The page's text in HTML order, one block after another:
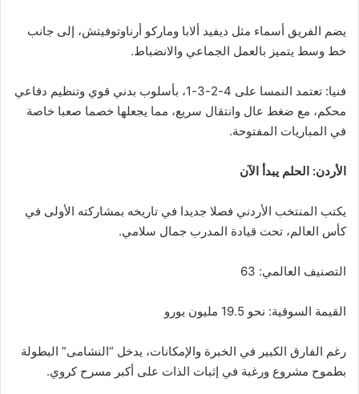
يضم الفريق أسماء مثل ديفيد ألابا وماركو أرناوتوفيتش، إلى جانب
خط وسط يتميز بالعمل الجماعي والانضباط.
فنيا: تعتمد النمسا على 4-2-3-1، بأسلوب بدني قوي وتنظيم دفاعي
محكم، مع ضغط عال وانتقال سريع، مما يجعلها خصما صعبا خاصة
في المباريات المفتوحة.
الأردن: الحلم يبدأ الآن
يكتب المنتخب الأردني فصلا جديدا في تاريخه بمشاركته الأولى في
كأس العالم، تحت قيادة المدرب جمال سلامي.
التصنيف العالمي: 63
القيمة السوقية: نحو 19.5 مليون يورو
رغم الفارق الكبير في الخبرة والإمكانات، يدخل “النشامى” البطولة
بطموح مشروع ورغبة في إثبات الذات على أكبر مسرح كروي.